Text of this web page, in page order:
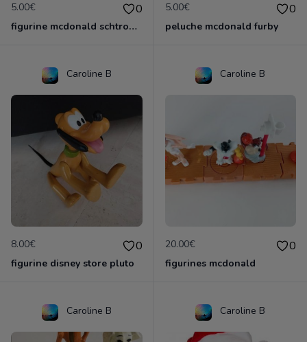
5.00€ 0
figurine mcdonald schtroumpf
5.00€ 0
peluche mcdonald furby
Caroline B
8.00€ 0
figurine disney store pluto
Caroline B
20.00€ 0
figurines mcdonald
Caroline B Caroline B